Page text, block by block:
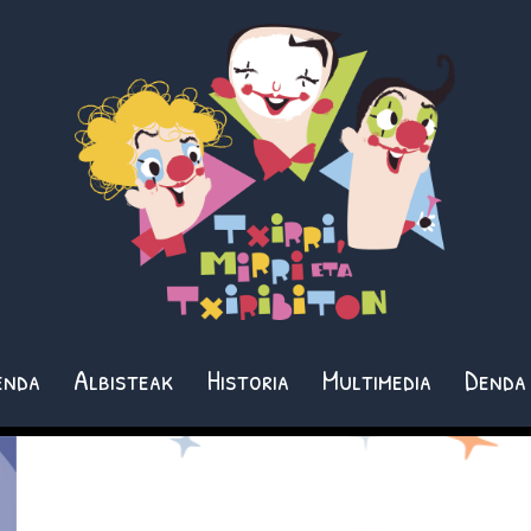
Albisteak Historia Multimedia Denda